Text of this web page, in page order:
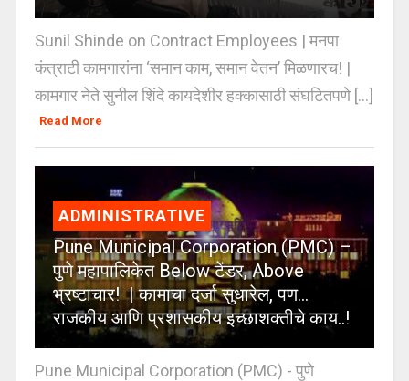
Sunil Shinde on Contract Employees | मनपा
कंत्राटी कामगारांना ‘समान काम, समान वेतन’ मिळणारच! |
कामगार नेते सुनील शिंदे कायदेशीर हक्कासाठी संघटितपणे [...]
Read More
ADMINISTRATIVE
Pune Municipal Corporation (PMC) –
पुणे महापालिकेत Below टेंडर, Above
भ्रष्टाचार! | कामाचा दर्जा सुधारेल, पण…
राजकीय आणि प्रशासकीय इच्छाशक्तीचे काय..!
Pune Municipal Corporation (PMC) - पुणे